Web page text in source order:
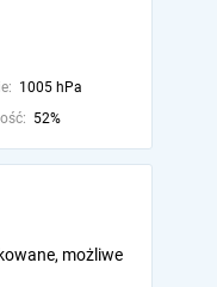
1005 hPa
52%
możliwe